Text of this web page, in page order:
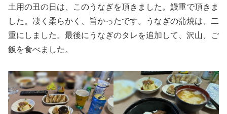
土用の丑の日は、このうなぎを頂きました。鰻重で頂きま
した。凄く柔らかく、旨かったです。うなぎの蒲焼は、二
重にしました。最後にうなぎのタレを追加して、沢山、ご
飯を食べました。